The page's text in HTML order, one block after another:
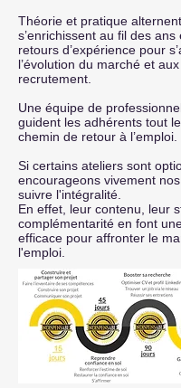
Théorie et pratique
s’enrichissent au fil des
retours d’expérience pour
l’évolution du marché et
recrutement.
Une équipe de
guident les adhérents tout
chemin de retour à l’emploi.
Si certains ateliers sont
encourageons vivement
suivre l'intégralité.
En effet, leur contenu, leur
complémentarité en font
efficace pour affronter le
l'emploi.